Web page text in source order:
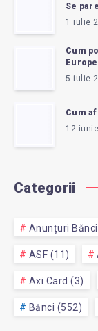
Se
1 iulie
Cum
5 iulie
Cum
12
Categorii
Anunțuri
ASF (11)
Axi Card (3)
Bănci (552)